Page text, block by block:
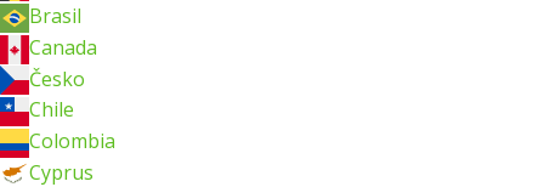
Brasil
Canada
Česko
Chile
Colombia
Cyprus